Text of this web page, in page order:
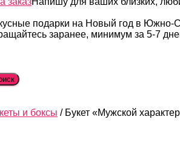
подарки на Новый год в Южно-
заранее, минимум за 5-7
и боксы / Букет «Мужской